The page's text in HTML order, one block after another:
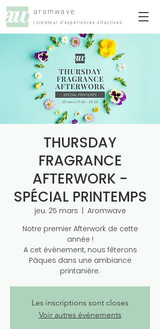
aromwave
| créateur d'expériences olfactives
THURSDAY
FRAGRANCE
AFTERWORK -
SPÉCIAL PRINTEMPS
jeu. 25 mars
Aromwave
Notre premier Afterwork de cette
année !
A cet événement, nous fêterons
Pâques dans une ambiance
Les inscriptions sont closes
Voir autres événements